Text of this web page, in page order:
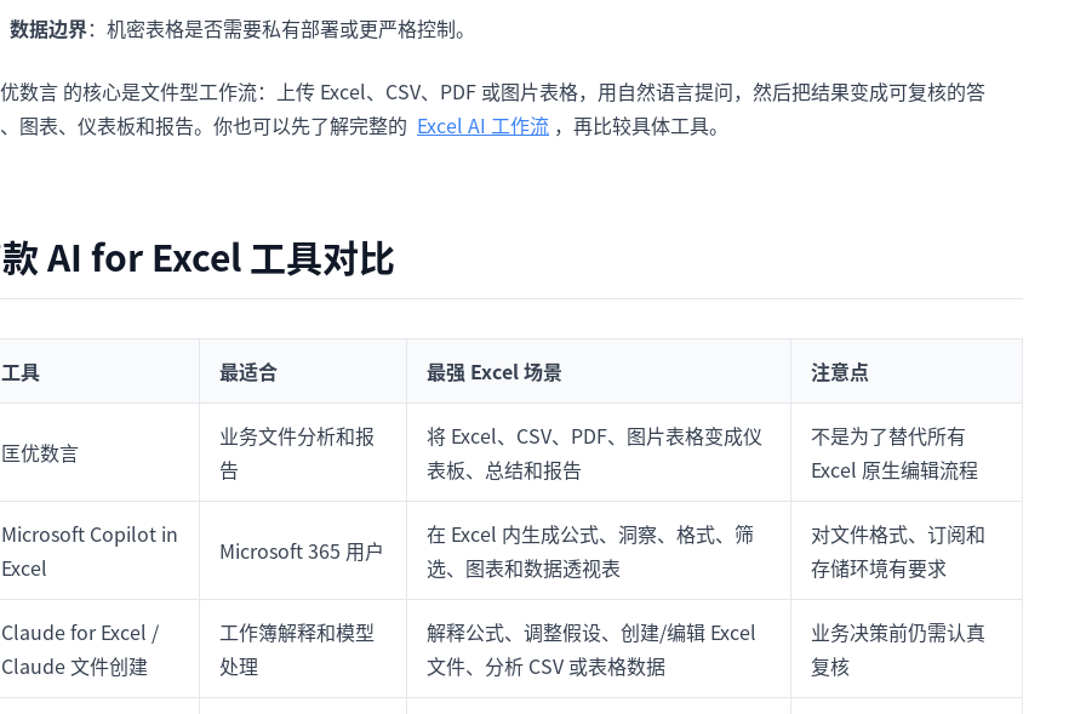
数据边界：机密表格是否需要私有部署或更严格控制。
数言 的核心是文件型工作流：上传 Excel、CSV、PDF 或图片表格，用自然语言提问，然后把结果变成可复核的答
图表、仪表板和报告。你也可以先了解完整的 Excel AI 工作流 ，再比较具体工具。
AI for Excel 工具对比
工具 最适合 最强 Excel 场景 注意点
匡优数言
业务文件分析和报
告
将 Excel、CSV、PDF、图片表格变成仪
表板、总结和报告
不是为了替代所有
Excel 原生编辑流程
Microsoft Copilot in
Excel
Microsoft 365 用户
在 Excel 内生成公式、洞察、格式、筛
选、图表和数据透视表
对文件格式、订阅和
存储环境有要求
Claude for Excel /
Claude 文件创建
工作簿解释和模型
处理
解释公式、调整假设、创建/编辑 Excel
文件、分析 CSV 或表格数据
业务决策前仍需认真
复核